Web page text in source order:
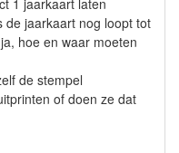
de jaarkaart nog loopt tot
hoe en waar moeten
de stempel
of doen ze dat